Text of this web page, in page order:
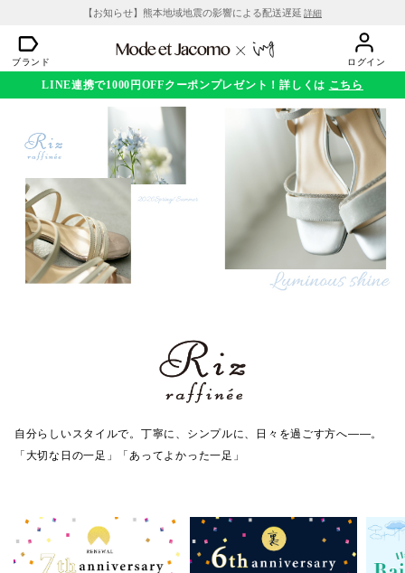
【お知らせ】熊本地域地震の影響による配送遅延 詳細
ブランド ログイン
LINE連携で1000円OFFクーポンプレゼント！詳しくは こちら
自分らしいスタイルで。丁寧に、シンプルに、日々を過ごす方へ――。
「大切な日の一足」「あってよかった一足」